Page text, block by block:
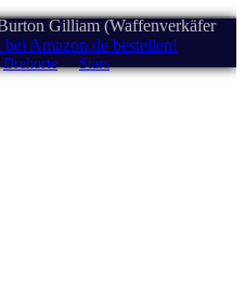
Gilliam (Waffenverkäfer
Amazon.de bestellen!
Drehorte Stars